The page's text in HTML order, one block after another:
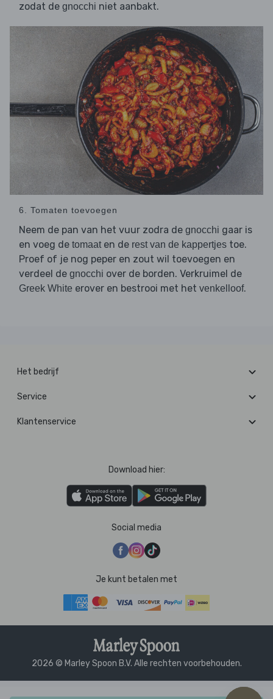
zodat de gnocchi niet aanbakt.
6. Tomaten toevoegen
Neem de pan van het vuur zodra de gnocchi gaar is
en voeg de tomaaten de rest van de kappertjes toe.
Proef of je nog peper en zout wil toevoegen en
verdeel de gnocchi over de borden. Verkruimel de
Greek White erover en bestrooi met het venkelloof.
Het bedrijf
Service
Klantenservice
Download hier:
Social media
Je kunt betalen met
2026 © Marley Spoon B.V. Alle rechten voorbehouden.